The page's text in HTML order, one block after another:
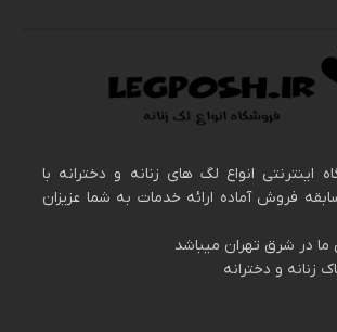
انواع لگ های زنانه و دخترانه با
4 سال سابقه فروش آماده ارائه خدمات به شما عزیزان
ما در شرق تهران میباشد
زنانه و دخترانه